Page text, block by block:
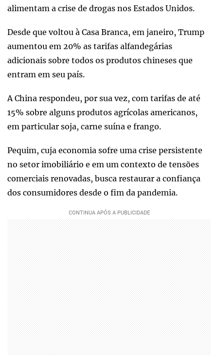
alimentam a crise de drogas nos Estados Unidos.
Desde que voltou à Casa Branca, em janeiro, Trump
aumentou em 20% as tarifas alfandegárias
adicionais sobre todos os produtos chineses que
entram em seu país.
A China respondeu, por sua vez, com tarifas de até
15% sobre alguns produtos agrícolas americanos,
em particular soja, carne suína e frango.
Pequim, cuja economia sofre uma crise persistente
no setor imobiliário e em um contexto de tensões
comerciais renovadas, busca restaurar a confiança
dos consumidores desde o fim da pandemia.